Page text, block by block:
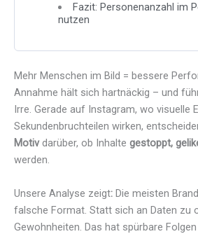
Fazit: Personenanzahl im
nutzen
Mehr Menschen im Bild = bessere
Annahme hält sich hartnäckig – und
Irre. Gerade auf Instagram, wo visuelle
Sekundenbruchteilen wirken,
Motivdarüber, ob Inhalte gestoppt,
werden.
Unsere Analyse zeigt: Die meisten
falsche Format. Statt sich an Daten zu
Gewohnheiten. Das hat spürbare